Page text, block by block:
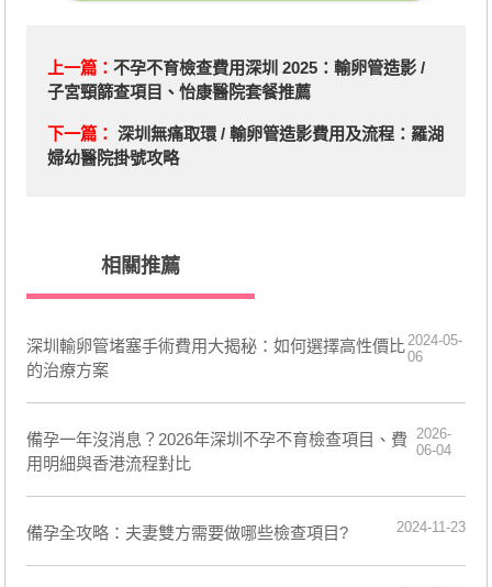
上一篇： 不孕不育檢查費用深圳 2025：輸卵管造影 /
子宮頸篩查項目、怡康醫院套餐推薦
下一篇： 深圳無痛取環 / 輸卵管造影費用及流程：羅湖
婦幼醫院掛號攻略
相關推薦
深圳輸卵管堵塞手術費用大揭秘：如何選擇高性價比
的治療方案
2024-05-
06
備孕一年沒消息？2026年深圳不孕不育檢查項目、費
用明細與香港流程對比
2026-
06-04
備孕全攻略：夫妻雙方需要做哪些檢查項目? 2024-11-23